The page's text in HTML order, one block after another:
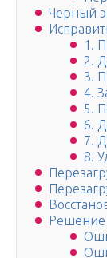
Черный
1.
2.
3.
4.
5.
6.
7.
8.
Решение